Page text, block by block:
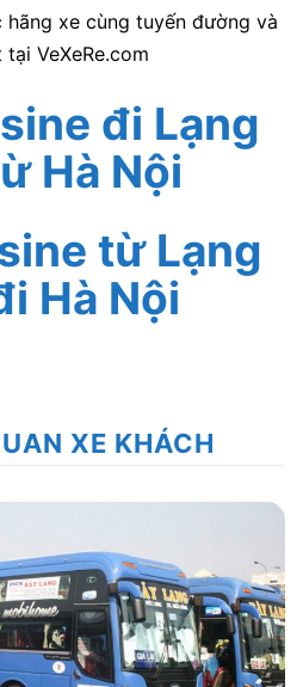
xe cùng tuyến đường và
VeXeRe.com
đi Lạng
Hà Nội
từ Lạng
Hà Nội
XE KHÁCH